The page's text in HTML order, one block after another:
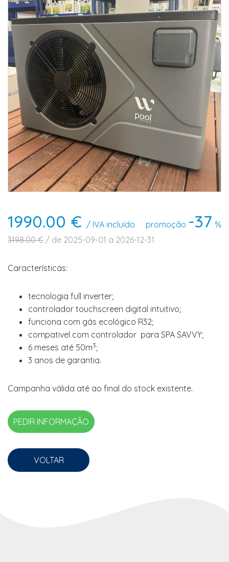
promoção -37 %
1990.00 € / IVA incluído
3198.00 € / de 2025-09-01 a 2026-12-31
Características:
tecnologia full inverter;
controlador touchscreen digital intuitivo;
funciona com gás ecológico R32;
compativel com controlador para SPA SAVVY;
6 meses até 50m3;
3 anos de garantia.
Campanha válida até ao final do stock existente.
PEDIR INFORMAÇÃO
VOLTAR